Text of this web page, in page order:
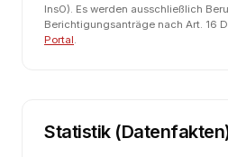
InsO). Es werden ausschließlich
Berichtigungsanträge nach Art. 16
Portal.
Statistik